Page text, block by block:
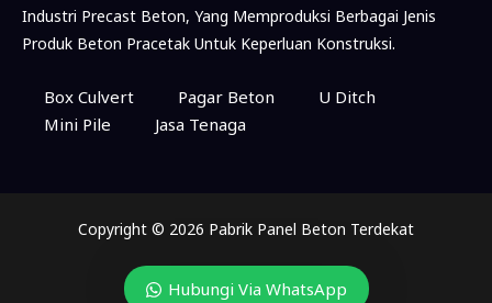
Industri Precast Beton, Yang Memproduksi Berbagai Jenis
Produk Beton Pracetak Untuk Keperluan Konstruksi.
Box Culvert Pagar Beton
U Ditch
Mini Pile
Jasa Tenaga
Copyright © 2026 Pabrik Panel Beton Terdekat
Hubungi Via WhatsApp